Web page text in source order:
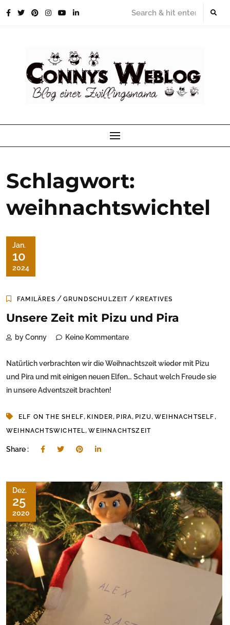
Schlagwort:
weihnachtswichtel
Jan.
10
2024
FAMILÄRES / GRUNDSCHULZEIT / KREATIVES
Unsere Zeit mit Pizu und Pira
by Conny Keine Kommentare
Natürlich verbrachten wir die Weihnachtszeit wieder mit Pizu
und Pira und mit einigen neuen Elfen… Schaut welch Freude sie
in unsere Adventszeit brachten!
ELF ON THE SHELF, KINDER, PIRA, PIZU,WEIHNACHTSELF,
WEIHNACHTSWICHTEL,WEIHNACHTSZEIT
Share :
Dez.
25
2020